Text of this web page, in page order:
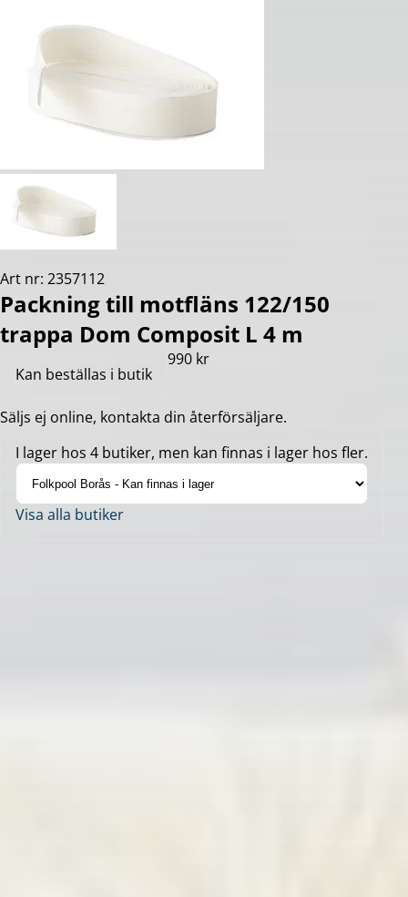
Art nr: 2357112
Packning till motfläns 122/150
trappa Dom Composit L 4 m
Kan beställas i butik
990 kr
Säljs ej online, kontakta din återförsäljare.
I lager hos 4 butiker, men kan finnas i lager hos fler.
Visa alla butiker